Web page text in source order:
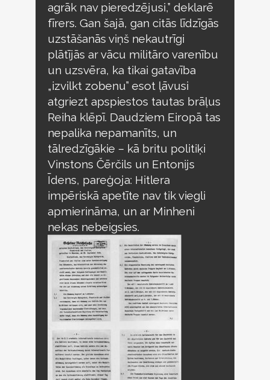
agrāk nav pieredzējusi,” deklarē
fīrers. Gan šajā, gan citās līdzīgās
uzstāšanās viņš nekautrīgi
plātījās ar vācu militāro varenību
un uzsvēra, ka tikai gatavība
„izvilkt zobenu” esot ļāvusi
atgriezt apspiestos tautas brāļus
Reiha klēpī. Daudziem Eiropā tas
nepalika nepamanīts, un
tālredzīgākie – kā britu politiķi
Vinstons Čērčils un Entonijs
Īdens, pareģoja: Hitlera
impēriskā apetīte nav tik viegli
apmierināma, un ar Minheni
nekas nebeigsies.